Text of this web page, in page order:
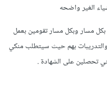
الغير واضحه
مسار وبكل مسار تقومين بعمل
بهم حيث سيتطلب منكي
تحصلين على الشهادة .